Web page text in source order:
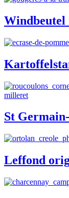
St
Leffond